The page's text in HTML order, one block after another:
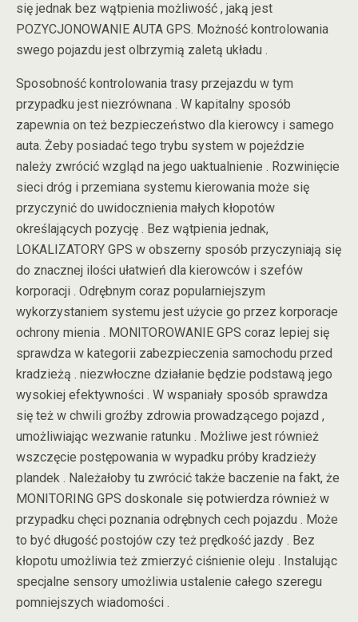
się jednak bez wątpienia możliwość , jaką jest
POZYCJONOWANIE AUTA GPS. Możność kontrolowania
swego pojazdu jest olbrzymią zaletą układu .
Sposobność kontrolowania trasy przejazdu w tym
przypadku jest niezrównana . W kapitalny sposób
zapewnia on też bezpieczeństwo dla kierowcy i samego
auta. Żeby posiadać tego trybu system w pojeździe
należy zwrócić wzgląd na jego uaktualnienie . Rozwinięcie
sieci dróg i przemiana systemu kierowania może się
przyczynić do uwidocznienia małych kłopotów
określających pozycję . Bez wątpienia jednak,
LOKALIZATORY GPS w obszerny sposób przyczyniają się
do znacznej ilości ułatwień dla kierowców i szefów
korporacji . Odrębnym coraz popularniejszym
wykorzystaniem systemu jest użycie go przez korporacje
ochrony mienia . MONITOROWANIE GPS coraz lepiej się
sprawdza w kategorii zabezpieczenia samochodu przed
kradzieżą . niezwłoczne działanie będzie podstawą jego
wysokiej efektywności . W wspaniały sposób sprawdza
się też w chwili groźby zdrowia prowadzącego pojazd ,
umożliwiając wezwanie ratunku . Możliwe jest również
wszczęcie postępowania w wypadku próby kradzieży
plandek . Należałoby tu zwrócić także baczenie na fakt, że
MONITORING GPS doskonale się potwierdza również w
przypadku chęci poznania odrębnych cech pojazdu . Może
to być długość postojów czy też prędkość jazdy . Bez
kłopotu umożliwia też zmierzyć ciśnienie oleju . Instalując
specjalne sensory umożliwia ustalenie całego szeregu
pomniejszych wiadomości .